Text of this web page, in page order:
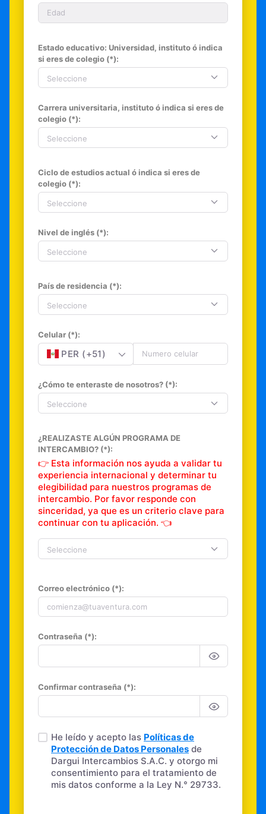
Estado educativo: Universidad, instituto ó indica
si eres de colegio (*):
Seleccione
Carrera universitaria, instituto ó indica si eres de
colegio (*):
Seleccione
Ciclo de estudios actual ó indica si eres de
colegio (*):
Seleccione
Nivel de inglés (*):
Seleccione
País de residencia (*):
Seleccione
Celular (*):
PER (+51)
¿Cómo te enteraste de nosotros? (*):
Seleccione
¿REALIZASTE ALGÚN PROGRAMA DE
INTERCAMBIO? (*):
👉 Esta información nos ayuda a validar tu
experiencia internacional y determinar tu
elegibilidad para nuestros programas de
intercambio. Por favor responde con
sinceridad, ya que es un criterio clave para
continuar con tu aplicación. 👈
Seleccione
Correo electrónico (*):
Contraseña (*):
Confirmar contraseña (*):
He leído y acepto las Políticas de
Protección de Datos Personales de
Dargui Intercambios S.A.C. y otorgo mi
consentimiento para el tratamiento de
mis datos conforme a la Ley N.° 29733.